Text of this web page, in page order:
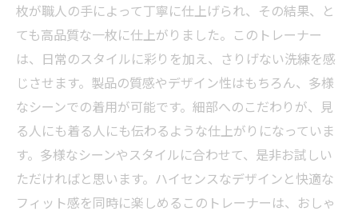
枚が職人の手によって丁寧に仕上げられ、その結果、と
ても高品質な一枚に仕上がりました。このトレーナー
は、日常のスタイルに彩りを加え、さりげない洗練を感
じさせます。製品の質感やデザイン性はもちろん、多様
なシーンでの着用が可能です。細部へのこだわりが、見
る人にも着る人にも伝わるような仕上がりになっていま
す。多様なシーンやスタイルに合わせて、是非お試しい
ただければと思います。ハイセンスなデザインと快適な
フィット感を同時に楽しめるこのトレーナーは、おしゃ